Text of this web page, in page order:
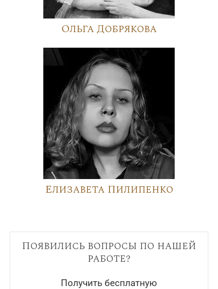
Ольга Добрякова
Елизавета Пилипенко
Появились вопросы по нашей
работе?
Получить бесплатную